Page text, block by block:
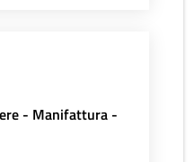
- Manifattura -